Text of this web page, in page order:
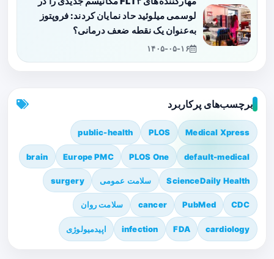
لوسمی میلوئید حاد نمایان کردند: فروپتوز
به‌عنوان یک نقطه ضعف درمانی؟
۱۴۰۵-۰۵-۱۶
برچسب‌های پرکاربرد
Medical Xpress
PLOS
public-health
default-medical
PLOS One
Europe PMC
brain
ScienceDaily Health سلامت عمومی surgery
CDC
PubMed
cancer سلامت روان
cardiology
FDA
infection اپیدمیولوژی